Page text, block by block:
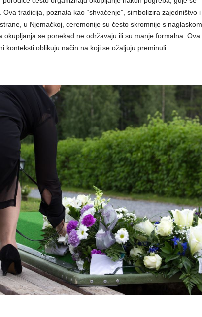
tradicija, poznata kao “shvaćenje”, simbolizira zajedništvo i
u Njemačkoj, ceremonije su često skromnije s naglaskom
okupljanja se ponekad ne održavaju ili su manje formalna. Ova
konteksti oblikuju način na koji se ožaljuju preminuli.